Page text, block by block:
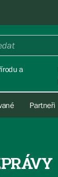
a
Partneři